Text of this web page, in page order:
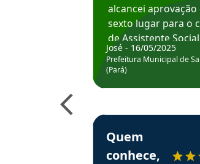
alcancei aprovação
sexto lugar para o
de Assistente
Hoje estou atuando
Prefeitura de
José - 16/05/2025
Prefeitura Municipal de
(Pará)
Estudante Elais
Quem
conhece,